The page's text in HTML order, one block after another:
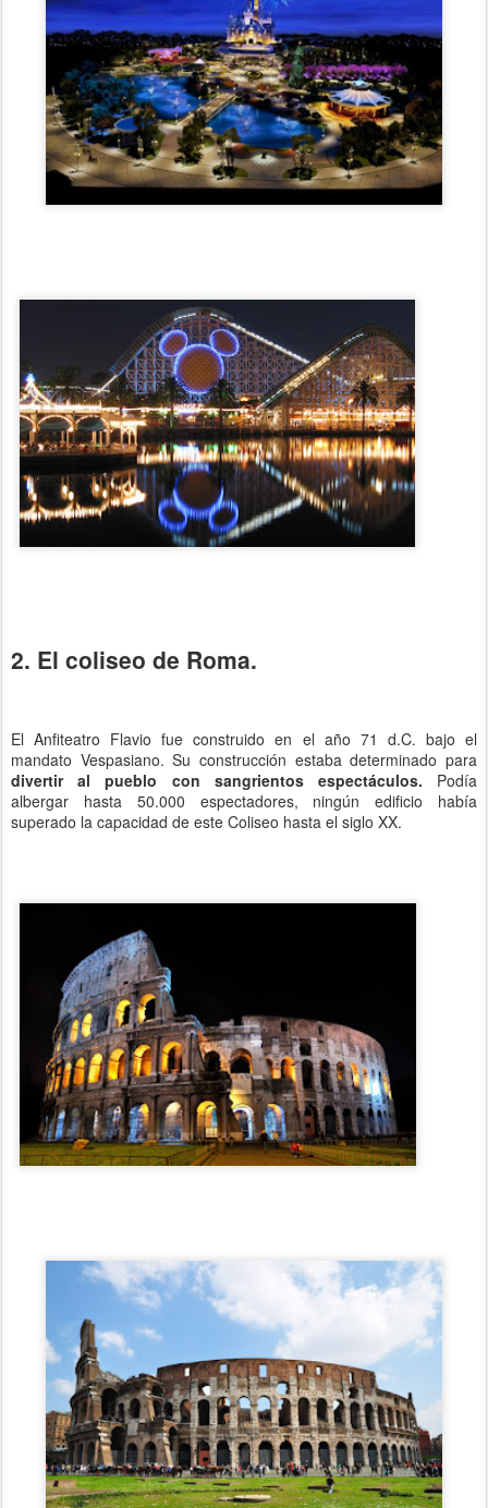
2. El coliseo de Roma.
El Anfiteatro Flavio fue construido en el año 71 d.C. bajo el
mandato Vespasiano. Su construcción estaba determinado para
divertir al pueblo con sangrientos espectáculos. Podía
albergar hasta 50.000 espectadores, ningún edificio había
superado la capacidad de este Coliseo hasta el siglo XX.